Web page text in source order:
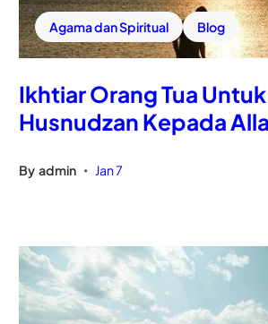
Agama dan Spiritual Blog
Ikhtiar Orang Tua
Husnudzan Kepada
By admin • Jan 7